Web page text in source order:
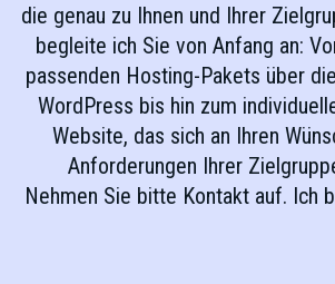
die genau zu Ihnen und Ihrer
begleite ich Sie von Anfang an:
passenden Hosting-Pakets über
WordPress bis hin zum
Website, das sich an Ihren
Anforderungen Ihrer
Nehmen Sie bitte Kontakt auf. Ich